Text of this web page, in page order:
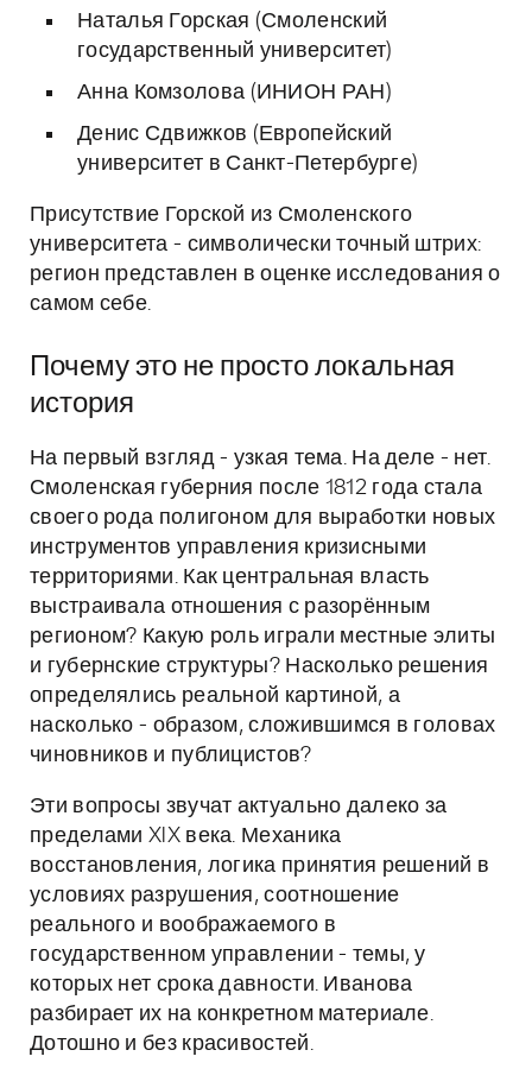
Наталья Горская (Смоленский
государственный университет)
Анна Комзолова (ИНИОН РАН)
Денис Сдвижков (Европейский
университет в Санкт-Петербурге)
Присутствие Горской из Смоленского
университета - символически точный штрих:
регион представлен в оценке исследования о
самом себе.
Почему это не просто локальная
история
На первый взгляд - узкая тема. На деле - нет.
Смоленская губерния после 1812 года стала
своего рода полигоном для выработки новых
инструментов управления кризисными
территориями. Как центральная власть
выстраивала отношения с разорённым
регионом? Какую роль играли местные элиты
и губернские структуры? Насколько решения
определялись реальной картиной, а
насколько - образом, сложившимся в головах
чиновников и публицистов?
Эти вопросы звучат актуально далеко за
пределами XIX века. Механика
восстановления, логика принятия решений в
условиях разрушения, соотношение
реального и воображаемого в
государственном управлении - темы, у
которых нет срока давности. Иванова
разбирает их на конкретном материале.
Дотошно и без красивостей.